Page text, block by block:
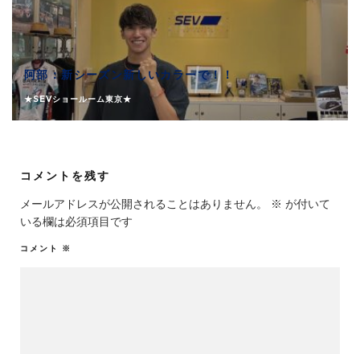
阿部：新シーズン新しいカラーで！！
★SEVショールーム東京★
コメントを残す
メールアドレスが公開されることはありません。 ※ が付いて
いる欄は必須項目です
コメント ※